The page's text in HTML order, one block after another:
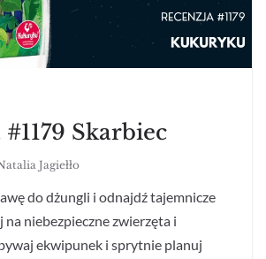
Skarbiec
Jagiełło
do dżungli i odnajdź tajemnicze
niebezpieczne zwierzęta i
ekwipunek i sprytnie planuj